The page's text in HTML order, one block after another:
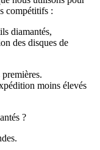
compétitifs :
diamantés,
des disques de
moins élevés
?